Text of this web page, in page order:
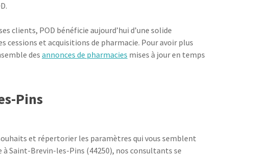
clients, POD bénéficie aujourd’hui d’une solide
et acquisitions de pharmacie. Pour avoir plus
des annonces de pharmacies mises à jour en temps
Pins
et répertorier les paramètres qui vous semblent
Saint-Brevin-les-Pins (44250), nos consultants se